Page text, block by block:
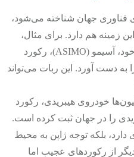
جهان شناخته می‌شود،
زمینه هم دارد. برای مثال،
شرکت هوندا با ربات انسان‌نمای خود، آسیمو (ASIMO)، رکورد
دست آورد. این ربات می‌تواند
خودروی هیبریدی، رکورد
را در جهان ثبت کرده است.
بلکه توجه ژاپن به محیط
از رکوردهای عجیب اما